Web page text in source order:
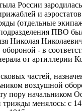
России
и
(отдельные
ПВО
Николая
- в
от артиллерии
частей,
воздушной
пору начальником
менялось: с